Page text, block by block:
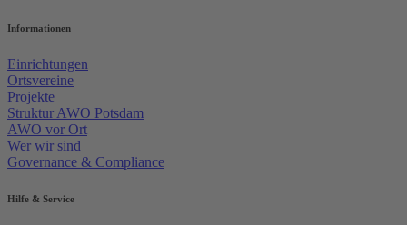
Informationen
Einrichtungen
Ortsvereine
Projekte
Struktur AWO Potsdam
AWO vor Ort
Wer wir sind
Governance & Compliance
Hilfe & Service